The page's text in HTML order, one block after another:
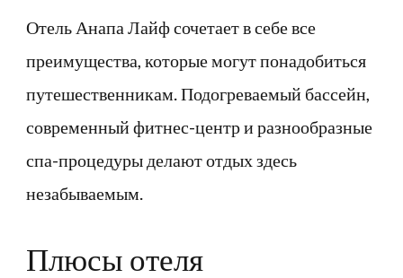
Отель Анапа Лайф сочетает в себе все
преимущества, которые могут понадобиться
путешественникам. Подогреваемый бассейн,
современный фитнес-центр и разнообразные
спа-процедуры делают отдых здесь
незабываемым.
Плюсы отеля